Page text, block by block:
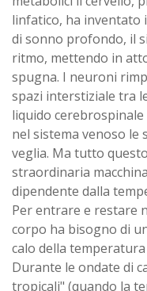
linfatico, ha inventato
di sonno profondo, il
ritmo, mettendo in
spugna. I neuroni
spazi interstiziale tra
liquido
nel sistema venoso le
veglia. Ma tutto
straordinaria
dipendente dalla
Per entrare e restare
corpo ha bisogno di
calo della
Durante le ondate di
tropicali" (quando la